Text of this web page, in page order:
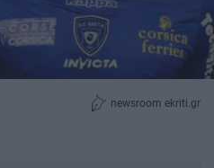
newsroom ekriti.gr